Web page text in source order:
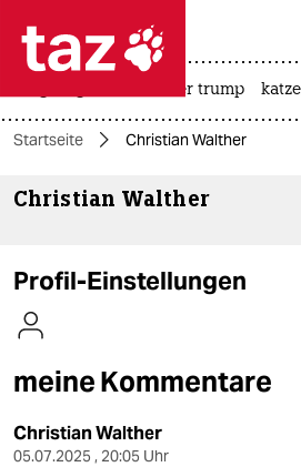
 taz zahl ich
taz zahl ich
themen
kultur
sport
usa unter trump
Startseite Christian Walther
Christian Walther
Profil-Einstellungen
meine Kommentare
Christian Walther
05.07.2025 , 20:05 Uhr